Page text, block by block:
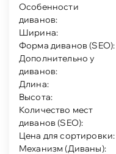
Особенности
диванов:
Ширина:
Форма диванов (SEO):
Дополнительно у
диванов:
Длина:
Высота:
Количество мест
диванов (SEO):
Цена для сортировки:
Механизм (Диваны):